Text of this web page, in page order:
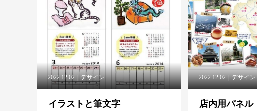
2022.12.02 デザイン
イラストと筆文字
2022.12.02 デザイン
店内用パネル